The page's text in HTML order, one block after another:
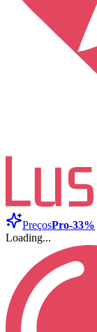
PreçosPro-33%
Loading...